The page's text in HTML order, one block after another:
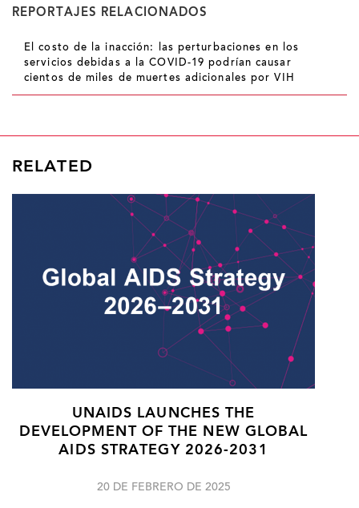
REPORTAJES RELACIONADOS
El costo de la inacción: las perturbaciones en los
servicios debidas a la COVID-19 podrían causar
cientos de miles de muertes adicionales por VIH
RELATED
UNAIDS LAUNCHES THE
DEVELOPMENT OF THE NEW GLOBAL
AIDS STRATEGY 2026-2031
20 DE FEBRERO DE 2025